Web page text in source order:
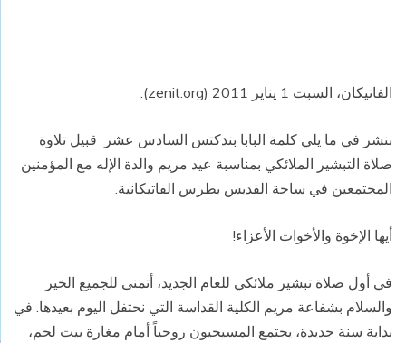
الفاتيكان، السبت 1 يناير 2011 (zenit.org).
ننشر في ما يلي كلمة البابا بندكتس السادس عشر قبيل تلاوة
صلاة التبشير الملائكي بمناسبة عيد مريم والدة الإله مع المؤمنين
المجتمعين في ساحة القديس بطرس الفاتيكانية.
أيها الإخوة والأخوات الأعزاء!
في أول صلاة تبشير ملائكي للعام الجديد، أتمنى للجميع الخير
والسلام بشفاعة مريم الكلية القداسة التي نحتفل اليوم بعيدها. في
بداية سنة جديدة، يجتمع المسيحيون روحياً أمام مغارة بيت لحم،